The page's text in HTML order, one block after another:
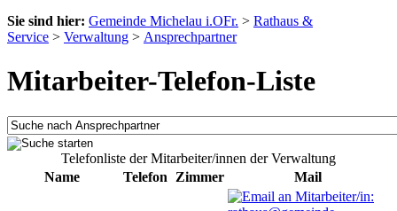
Sie sind hier: Gemeinde Michelau i.OFr. > Rathaus &
Service > Verwaltung > Ansprechpartner
Mitarbeiter-Telefon-Liste
Telefonliste der Mitarbeiter/innen der Verwaltung
Name
Telefon Zimmer Mail